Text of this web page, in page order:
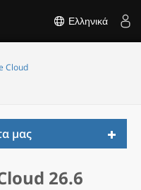
Ελληνικά
Cloud
μας
26.6